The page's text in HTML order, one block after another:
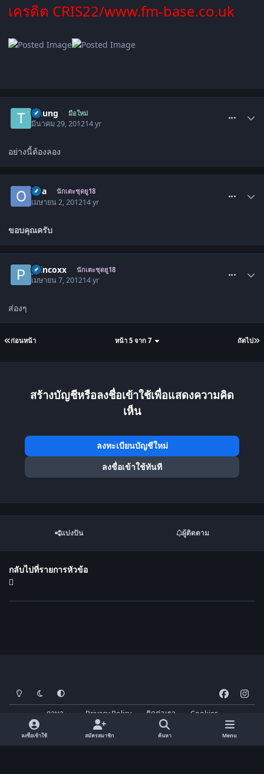
เครดิต CRIS22/www.fm-base.co.uk
tikung มือใหม่
มีนาคม 29, 201214 yr
อย่างนี้ต้องลอง
oda นักเตะชุดยู18
เมษายน 2, 201214 yr
ขอบคุณครับ
princoxx นักเตะชุดยู18
เมษายน 7, 201214 yr
ส่องๆ
ก่อนหน้า ถัดไป
หน้า 5 จาก 7
สร้างบัญชีหรือลงชื่อเข้าใช้เพื่อแสดงความคิด
เห็น
ลงทะเบียนบัญชีใหม่
ลงชื่อเข้าใช้ทันที
แบ่งปัน ผู้ติดตาม
กลับไปที่รายการหัวข้อ
โหมดสว่างโหมดมืด การตั้งค่าระบบ
a
b
n
s
t
a
ภาษา Privacy Policy ติดต่อเรา
Cookies
FM-Thai.comPowered by Invision Community
ลงชื่อเข้าใช้ สมัครสมาชิก ค้นหา Menu